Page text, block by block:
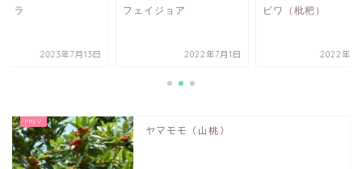
ロラ
2023年7月13日
フェイジョア
2022年7月1日
ビワ（枇杷）
2022年1
ヤマモモ（山桃）